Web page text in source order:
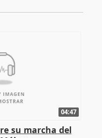
04:47
su marcha del